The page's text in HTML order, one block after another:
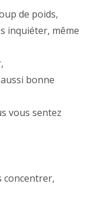
de poids,
inquiéter, même
bonne
vous sentez
concentrer,